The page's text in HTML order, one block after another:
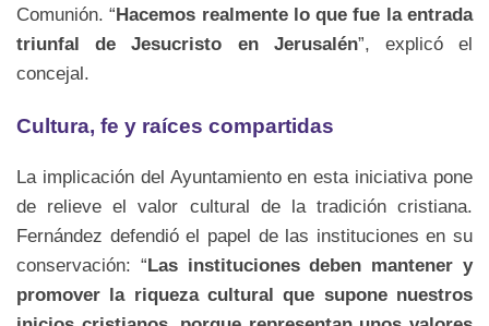
Comunión. “Hacemos realmente lo que fue la entrada
triunfal de Jesucristo en Jerusalén”, explicó el
concejal.
Cultura, fe y raíces compartidas
La implicación del Ayuntamiento en esta iniciativa pone
de relieve el valor cultural de la tradición cristiana.
Fernández defendió el papel de las instituciones en su
conservación: “Las instituciones deben mantener y
promover la riqueza cultural que supone nuestros